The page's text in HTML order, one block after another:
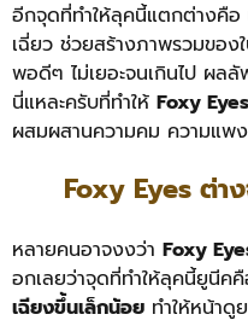
อีกจุดที่ทำให้ลุคนี้แตกต่างคือ
เฉี่ยว ช่วยสร้างภาพรวมของ
พอดีๆ ไม่เยอะจนเกินไป ผล
นี่แหละครับที่ทำให้ Foxy Eyes
ผสมผสานความคม ความแพง
Foxy Eyes ต่า
หลายคนอาจงงว่า Foxy
อกเลยว่าจุดที่ทำให้ลุคนี้ยูนีค
เฉียงขึ้นเล็กน้อย ทำให้หน้าดู